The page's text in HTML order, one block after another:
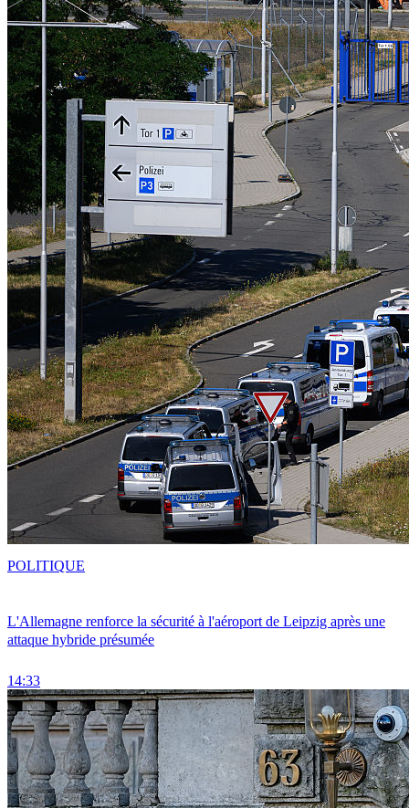
L'Allemagne renforce la sécurité à l'aéroport de Leipzig après une
attaque hybride présumée
14:33
POLITIQUE